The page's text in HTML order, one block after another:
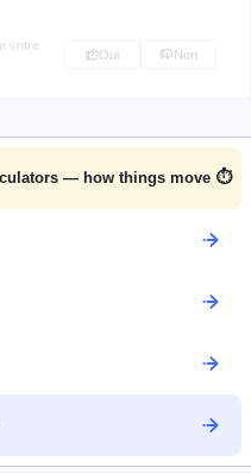
votre
Oui Non
— how things move ⏱️